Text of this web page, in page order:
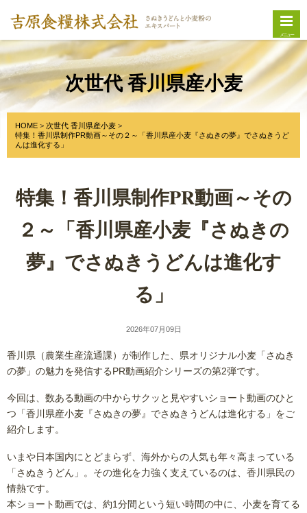
メニュー
次世代 香川県産小麦
HOME
次世代 香川県産小麦
特集！香川県制作PR動画～その２～「香川県産小麦『さぬきの夢』でさぬきうど
んは進化する」
特集！香川県制作PR動画～その
２～「香川県産小麦『さぬきの
夢』でさぬきうどんは進化す
る」
2026年07月09日
香川県（農業生産流通課）が制作した、県オリジナル小麦「さぬき
の夢」の魅力を発信するPR動画紹介シリーズの第2弾です。
今回は、数ある動画の中からサクッと見やすいショート動画のひと
つ「香川県産小麦『さぬきの夢』でさぬきうどんは進化する」をご
紹介します。
いまや日本国内にとどまらず、海外からの人気も年々高まっている
「さぬきうどん」。その進化を力強く支えているのは、香川県民の
情熱です。
本ショート動画では、約1分間という短い時間の中に、小麦を育てる